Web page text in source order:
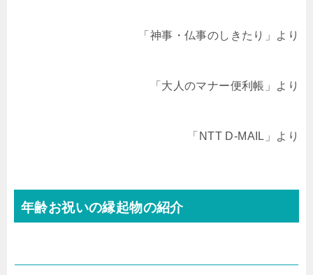
「神事・仏事のしきたり」より
「大人のマナー便利帳」より
「NTT D-MAIL」より
年齢お祝いの縁起物の紹介